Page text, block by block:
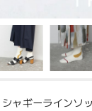
シャギーラインソ